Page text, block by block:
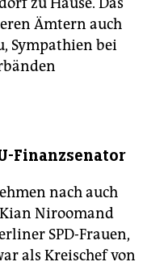
Ämtern auch
Sympathien bei
Finanzsenator
nach auch
Niroomand
SPD-Frauen,
als Kreischef von